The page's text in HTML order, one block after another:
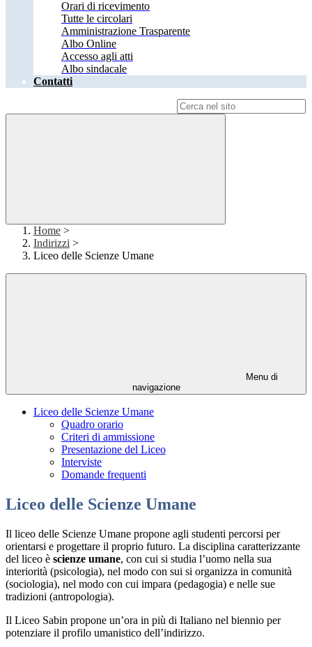
Orari di ricevimento
Tutte le circolari
Amministrazione Trasparente
Albo Online
Accesso agli atti
Albo sindacale
Contatti
Home >
Indirizzi >
Liceo delle Scienze Umane
Menu di
navigazione
Liceo delle Scienze Umane
Quadro orario
Criteri di ammissione
Presentazione del Liceo
Interviste
Domande frequenti
Liceo delle Scienze Umane
Il liceo delle Scienze Umane propone agli studenti percorsi per
orientarsi e progettare il proprio futuro. La disciplina caratterizzante
del liceo è scienze umane, con cui si studia l’uomo nella sua
interiorità (psicologia), nel modo con sui si organizza in comunità
(sociologia), nel modo con cui impara (pedagogia) e nelle sue
tradizioni (antropologia).
Il Liceo Sabin propone un’ora in più di Italiano nel biennio per
potenziare il profilo umanistico dell’indirizzo.